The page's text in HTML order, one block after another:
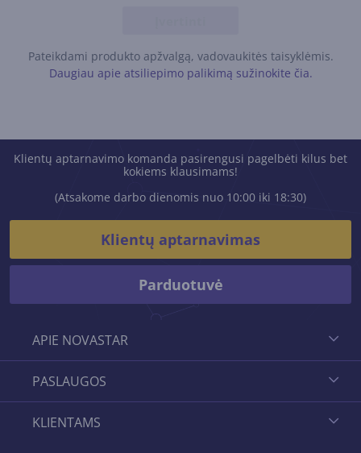
Pateikdami produkto apžvalgą, vadovaukitės taisyklėmis.
Daugiau apie atsiliepimo palikimą sužinokite čia.
APIE NOVASTAR
PASLAUGOS
KLIENTAMS
Klientų aptarnavimo komanda pasirengusi pagelbėti kilus bet
kokiems klausimams!
(Atsakome darbo dienomis nuo 10:00 iki 18:30)
Klientų aptarnavimas
Parduotuvė